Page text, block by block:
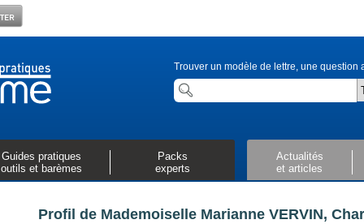
Trouver un modèle de lettre, une
Guides pratiques
outils et barèmes
Packs
experts
Actualités
et articles
Profil de Mademoiselle Marianne VERVIN,